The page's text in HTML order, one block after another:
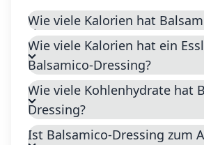
Wie viele Kalorien hat
Wie viele Kalorien hat ein
Balsamico-Dressing?
Wie viele Kohlenhydrate hat
Dressing?
Ist Balsamico-Dressing zum